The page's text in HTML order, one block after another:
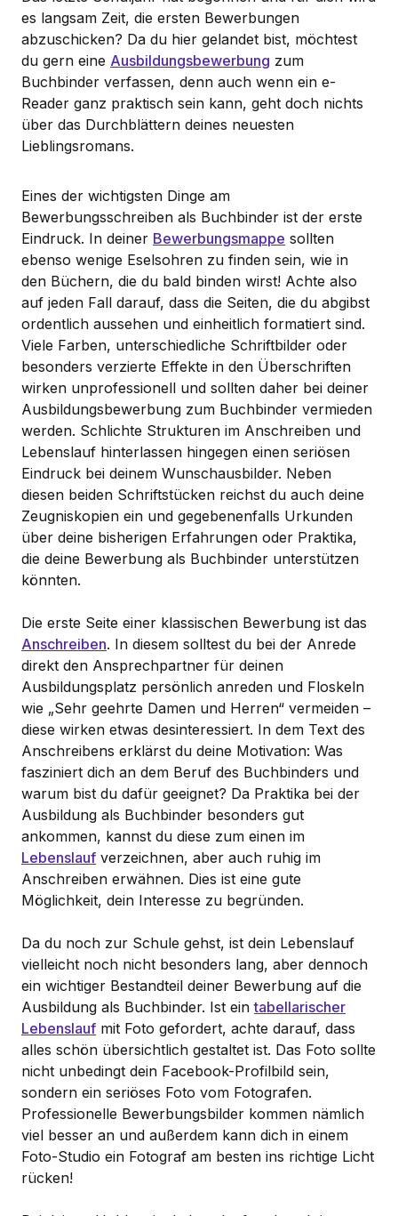
es langsam Zeit, die ersten Bewerbungen
abzuschicken? Da du hier gelandet bist, möchtest
du gern eine Ausbildungsbewerbung zum
Buchbinder verfassen, denn auch wenn ein e-
Reader ganz praktisch sein kann, geht doch nichts
über das Durchblättern deines neuesten
Lieblingsromans.
Eines der wichtigsten Dinge am
Bewerbungsschreiben als Buchbinder ist der erste
Eindruck. In deiner Bewerbungsmappe sollten
ebenso wenige Eselsohren zu finden sein, wie in
den Büchern, die du bald binden wirst! Achte also
auf jeden Fall darauf, dass die Seiten, die du abgibst
ordentlich aussehen und einheitlich formatiert sind.
Viele Farben, unterschiedliche Schriftbilder oder
besonders verzierte Effekte in den Überschriften
wirken unprofessionell und sollten daher bei deiner
Ausbildungsbewerbung zum Buchbinder vermieden
werden. Schlichte Strukturen im Anschreiben und
Lebenslauf hinterlassen hingegen einen seriösen
Eindruck bei deinem Wunschausbilder. Neben
diesen beiden Schriftstücken reichst du auch deine
Zeugniskopien ein und gegebenenfalls Urkunden
über deine bisherigen Erfahrungen oder Praktika,
die deine Bewerbung als Buchbinder unterstützen
könnten.
Die erste Seite einer klassischen Bewerbung ist das
Anschreiben. In diesem solltest du bei der Anrede
direkt den Ansprechpartner für deinen
Ausbildungsplatz persönlich anreden und Floskeln
wie „Sehr geehrte Damen und Herren“ vermeiden –
diese wirken etwas desinteressiert. In dem Text des
Anschreibens erklärst du deine Motivation: Was
fasziniert dich an dem Beruf des Buchbinders und
warum bist du dafür geeignet? Da Praktika bei der
Ausbildung als Buchbinder besonders gut
ankommen, kannst du diese zum einen im
Lebenslauf verzeichnen, aber auch ruhig im
Anschreiben erwähnen. Dies ist eine gute
Möglichkeit, dein Interesse zu begründen.
Da du noch zur Schule gehst, ist dein Lebenslauf
vielleicht noch nicht besonders lang, aber dennoch
ein wichtiger Bestandteil deiner Bewerbung auf die
Ausbildung als Buchbinder. Ist eintabellarischer
Lebenslauf mit Foto gefordert, achte darauf, dass
alles schön übersichtlich gestaltet ist. Das Foto sollte
nicht unbedingt dein Facebook-Profilbild sein,
sondern ein seriöses Foto vom Fotografen.
Professionelle Bewerbungsbilder kommen nämlich
viel besser an und außerdem kann dich in einem
Foto-Studio ein Fotograf am besten ins richtige Licht
rücken!